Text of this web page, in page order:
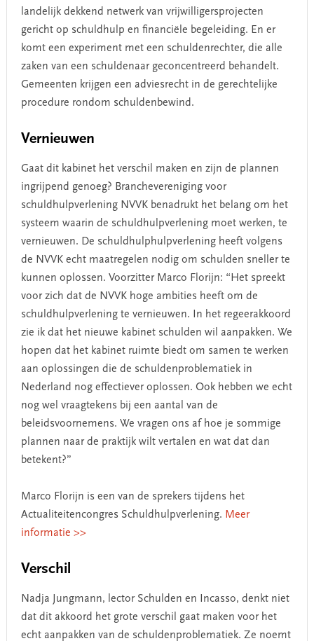
landelijk dekkend netwerk van vrijwilligersprojecten
gericht op schuldhulp en financiële begeleiding. En er
komt een experiment met een schuldenrechter, die alle
zaken van een schuldenaar geconcentreerd behandelt.
Gemeenten krijgen een adviesrecht in de gerechtelijke
procedure rondom schuldenbewind.
Vernieuwen
Gaat dit kabinet het verschil maken en zijn de plannen
ingrijpend genoeg? Branchevereniging voor
schuldhulpverlening NVVK benadrukt het belang om het
systeem waarin de schuldhulpverlening moet werken, te
vernieuwen. De schuldhulphulpverlening heeft volgens
de NVVK echt maatregelen nodig om schulden sneller te
kunnen oplossen. Voorzitter Marco Florijn: “Het spreekt
voor zich dat de NVVK hoge ambities heeft om de
schuldhulpverlening te vernieuwen. In het regeerakkoord
zie ik dat het nieuwe kabinet schulden wil aanpakken. We
hopen dat het kabinet ruimte biedt om samen te werken
aan oplossingen die de schuldenproblematiek in
Nederland nog effectiever oplossen. Ook hebben we echt
nog wel vraagtekens bij een aantal van de
beleidsvoornemens. We vragen ons af hoe je sommige
plannen naar de praktijk wilt vertalen en wat dat dan
betekent?”
Marco Florijn is een van de sprekers tijdens het
Actualiteitencongres Schuldhulpverlening. Meer
informatie >>
Verschil
Nadja Jungmann, lector Schulden en Incasso, denkt niet
dat dit akkoord het grote verschil gaat maken voor het
echt aanpakken van de schuldenproblematiek. Ze noemt